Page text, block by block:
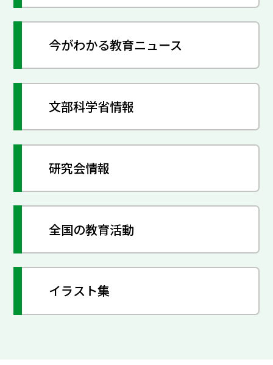
今がわかる教育ニュース
文部科学省情報
研究会情報
全国の教育活動
イラスト集